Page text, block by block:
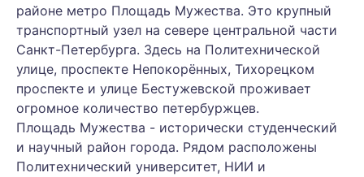
районе метро Площадь Мужества. Это крупный
транспортный узел на севере центральной части
Санкт-Петербурга. Здесь на Политехнической
улице, проспекте Непокорённых, Тихорецком
проспекте и улице Бестужевской проживает
огромное количество петербуржцев.
Площадь Мужества - исторически студенческий
и научный район города. Рядом расположены
Политехнический университет, НИИ и